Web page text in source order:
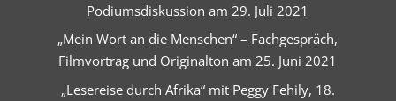
Podiumsdiskussion am 29. Juli 2021
„Mein Wort an die Menschen“ – Fachgespräch,
Filmvortrag und Originalton am 25. Juni 2021
„Lesereise durch Afrika“ mit Peggy Fehily, 18.